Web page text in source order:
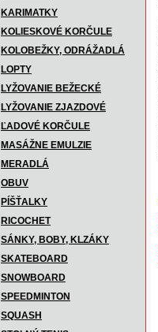
KARIMATKY
KOLIESKOVÉ KORČULE
KOLOBEŽKY, ODRÁŽADLÁ
LOPTY
LYŽOVANIE BEŽECKÉ
LYŽOVANIE ZJAZDOVÉ
ĽADOVÉ KORČULE
MASÁŽNE EMULZIE
MERADLÁ
OBUV
PÍŠŤALKY
RICOCHET
SÁNKY, BOBY, KLZÁKY
SKATEBOARD
SNOWBOARD
SPEEDMINTON
SQUASH